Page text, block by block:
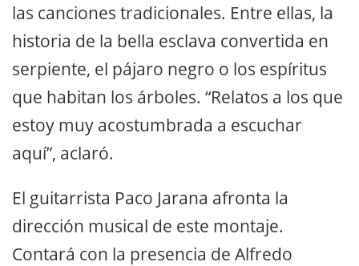
las canciones tradicionales. Entre ellas, la
historia de la bella esclava convertida en
serpiente, el pájaro negro o los espíritus
que habitan los árboles. “Relatos a los que
estoy muy acostumbrada a escuchar
aquí”, aclaró.
El guitarrista Paco Jarana afronta la
dirección musical de este montaje.
Contará con la presencia de Alfredo